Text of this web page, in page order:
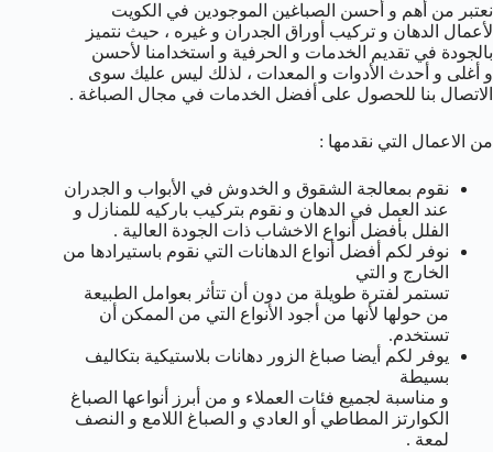
نعتبر من أهم و أحسن الصباغين الموجودين في الكويت
لأعمال الدهان و تركيب أوراق الجدران و غيره ، حيث نتميز
بالجودة في تقديم الخدمات و الحرفية و استخدامنا لأحسن
و أغلى و أحدث الأدوات و المعدات ، لذلك ليس عليك سوى
الاتصال بنا للحصول على أفضل الخدمات في مجال الصباغة .
من الاعمال التي نقدمها :
نقوم بمعالجة الشقوق و الخدوش في الأبواب و الجدران
عند العمل في الدهان و نقوم بتركيب باركيه للمنازل و
الفلل بأفضل أنواع الاخشاب ذات الجودة العالية .
نوفر لكم أفضل أنواع الدهانات التي نقوم باستيرادها من
الخارج و التي
تستمر لفترة طويلة من دون أن تتأثر بعوامل الطبيعة
من حولها لأنها من أجود الأنواع التي من الممكن أن
تستخدم.
يوفر لكم أيضا صباغ الزور دهانات بلاستيكية بتكاليف
بسيطة
و مناسبة لجميع فئات العملاء و من أبرز أنواعها الصباغ
الكوارتز المطاطي أو العادي و الصباغ اللامع و النصف
لمعة .